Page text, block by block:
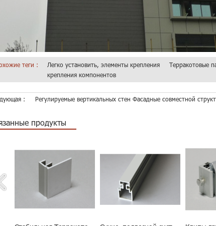
теги : Легко установить, элементы крепления Терракотовые
крепления компонентов
: Регулируемые вертикальных стен Фасадные совместной
продукты